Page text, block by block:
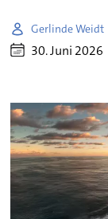
Gerlinde Weidt
30. Juni 2026